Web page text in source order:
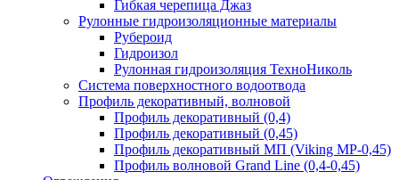
Гибкая черепица Джаз
Рулонные гидроизоляционные материалы
Рубероид
Гидроизол
Рулонная гидроизоляция ТехноНиколь
Система поверхностного водоотвода
Профиль декоративный, волновой
Профиль декоративный (0,4)
Профиль декоративный (0,45)
Профиль декоративный МП (Viking MP-0,45)
Профиль волновой Grand Line (0,4-0,45)